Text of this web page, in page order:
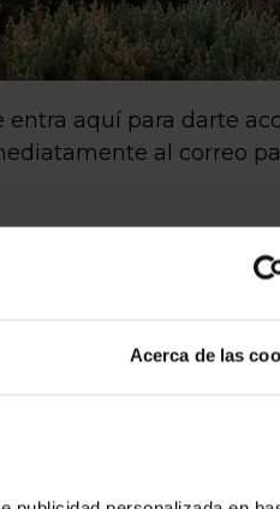
Acerca de las
aquí para darte
al correo
seleccionando el
te permitirán disfrutar